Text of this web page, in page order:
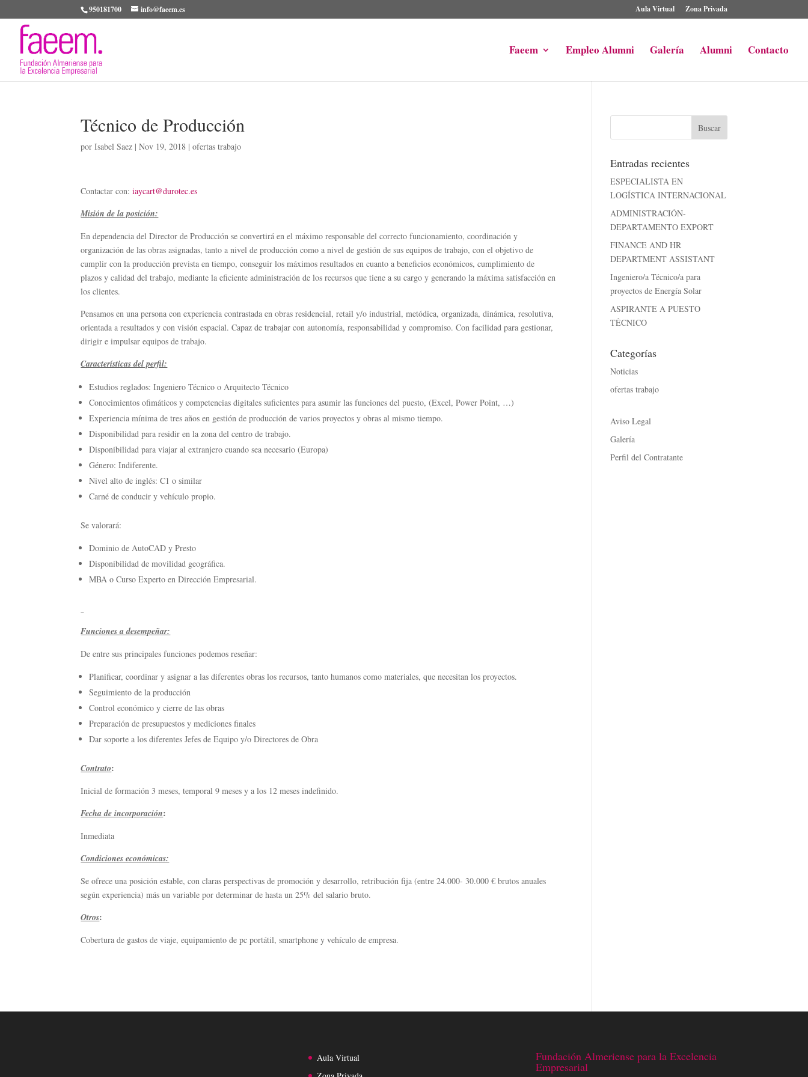
950181700 info@faeem.es Aula Virtual Zona Privada
Faeem Empleo Alumni Galería Alumni Contacto
Técnico de Producción
porIsabel Saez |Nov 19, 2018 |ofertas trabajo
Contactar con:iaycart@durotec.es
Misión de la posición:
En dependencia del Director de Producción se convertirá en el máximo responsable del correcto funcionamiento, coordinación y
organización de las obras asignadas, tanto a nivel de producción como a nivel de gestión de sus equipos de trabajo, con el objetivo de
cumplir con la producción prevista en tiempo, conseguir los máximos resultados en cuanto a beneficios económicos, cumplimiento de
plazos y calidad del trabajo, mediante la eficiente administración de los recursos que tiene a su cargo y generando la máxima satisfacción en
los clientes.
Pensamos en una persona con experiencia contrastada en obras residencial, retail y/o industrial, metódica, organizada, dinámica, resolutiva,
orientada a resultados y con visión espacial. Capaz de trabajar con autonomía, responsabilidad y compromiso. Con facilidad para gestionar,
dirigir e impulsar equipos de trabajo.
Características del perfil:
Estudios reglados: Ingeniero Técnico o Arquitecto Técnico
Conocimientos ofimáticos y competencias digitales suficientes para asumir las funciones del puesto, (Excel, Power Point, …)
Experiencia mínima de tres años en gestión de producción de varios proyectos y obras al mismo tiempo.
Disponibilidad para residir en la zona del centro de trabajo.
Disponibilidad para viajar al extranjero cuando sea necesario (Europa)
Género: Indiferente.
Nivel alto de inglés: C1 o similar
Carné de conducir y vehículo propio.
Se valorará:
Dominio de AutoCAD y Presto
Disponibilidad de movilidad geográfica.
MBA o Curso Experto en Dirección Empresarial.
Funciones a desempeñar:
De entre sus principales funciones podemos reseñar:
Planificar, coordinar y asignar a las diferentes obras los recursos, tanto humanos como materiales, que necesitan los proyectos.
Seguimiento de la producción
Control económico y cierre de las obras
Preparación de presupuestos y mediciones finales
Dar soporte a los diferentes Jefes de Equipo y/o Directores de Obra
Contrato:
Inicial de formación 3 meses, temporal 9 meses y a los 12 meses indefinido.
Fecha de incorporación:
Inmediata
Condiciones económicas:
Se ofrece una posición estable, con claras perspectivas de promoción y desarrollo, retribución fija (entre 24.000- 30.000 € brutos anuales
según experiencia) más un variable por determinar de hasta un 25% del salario bruto.
Otros:
Cobertura de gastos de viaje, equipamiento de pc portátil, smartphone y vehículo de empresa.
Entradas recientes
ESPECIALISTA EN
LOGÍSTICA INTERNACIONAL
ADMINISTRACIÓN-
DEPARTAMENTO EXPORT
FINANCE AND HR
DEPARTMENT ASSISTANT
Ingeniero/a Técnico/a para
proyectos de Energía Solar
ASPIRANTE A PUESTO
TÉCNICO
Categorías
Noticias
ofertas trabajo
Aviso Legal
Galería
Perfil del Contratante
Aula Virtual
Fundación Almeriense para la Excelencia
Empresarial